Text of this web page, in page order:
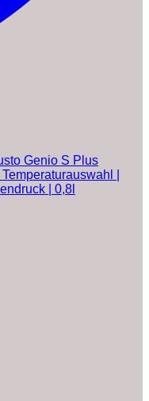
Genio S Plus
|
| 0,8l